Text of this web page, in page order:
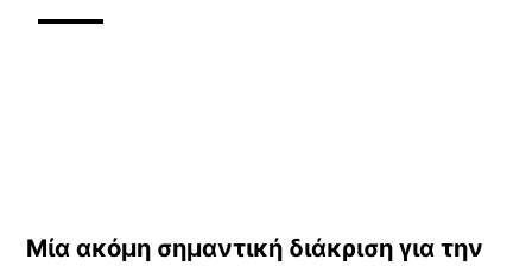
Μία ακόμη σημαντική διάκριση για την